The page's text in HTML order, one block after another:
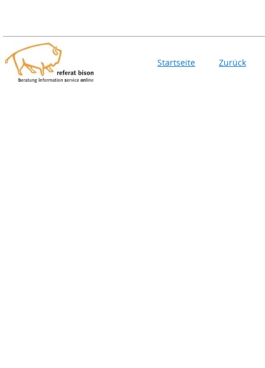
Startseite Zurück